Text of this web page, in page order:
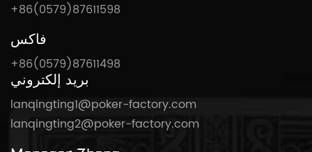
+86(0579)87611598
فاكس
+86(0579)87611498
بريد إلكتروني
lanqingting1@poker-factory.com
lanqingting2@poker-factory.com